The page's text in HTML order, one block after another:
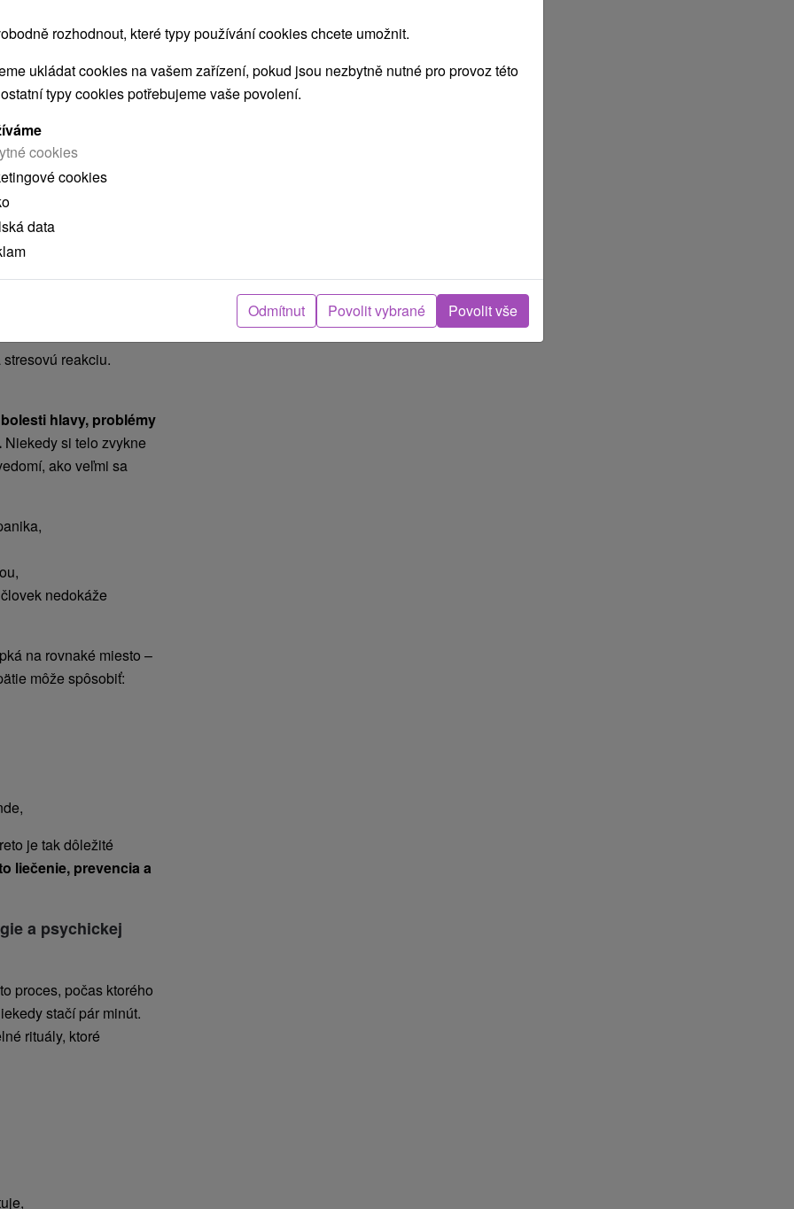
pred
bolesť v ramenách,
reakciu.
hlavy, problémy
Niekedy si telo zvykne
ako veľmi sa
nedokáže
na rovnaké miesto –
môže spôsobiť:
je tak dôležité
liečenie, prevencia a
a psychickej
proces, počas ktorého
stačí pár minút.
rituály, ktoré
rozhodnout, které typy používání cookies chcete umožnit.
ukládat cookies na vašem zařízení, pokud jsou nezbytně nutné pro provoz této
typy cookies potřebujeme vaše povolení.
cookies
cookies
data
Odmítnut Povolit vybrané Povolit vše